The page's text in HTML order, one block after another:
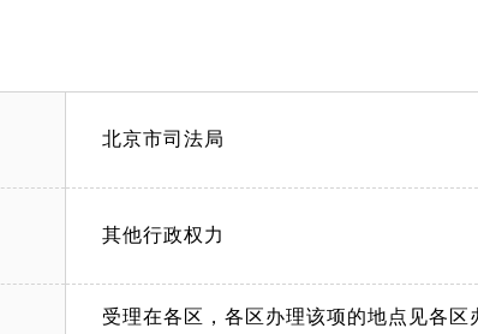
北京市司法局
其他行政权力
受理在各区，各区办理该项的地点见各